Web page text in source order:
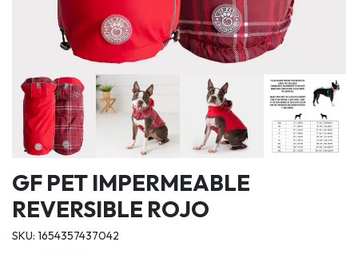
GF PET IMPERMEABLE
REVERSIBLE ROJO
SKU: 1654357437042